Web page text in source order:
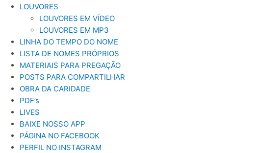
LOUVORES
LOUVORES EM VÍDEO
LOUVORES EM MP3
LINHA DO TEMPO DO NOME
LISTA DE NOMES PRÓPRIOS
MATERIAIS PARA PREGAÇÃO
POSTS PARA COMPARTILHAR
OBRA DA CARIDADE
PDF’s
LIVES
BAIXE NOSSO APP
PÁGINA NO FACEBOOK
PERFIL NO INSTAGRAM